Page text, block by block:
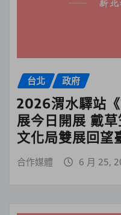
台北 政府
2026渭水驛站
展今日開展 戴草
文化局雙展回望
合作媒體 6 月 25,